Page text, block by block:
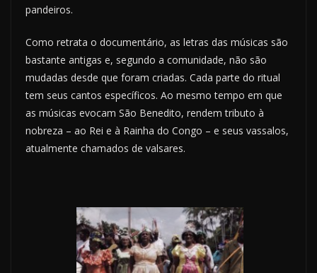
pandeiros.
Como retrata o documentário, as letras das músicas são
bastante antigas e, segundo a comunidade, não são
mudadas desde que foram criadas. Cada parte do ritual
tem seus cantos específicos. Ao mesmo tempo em que
as músicas evocam São Benedito, rendem tributo à
nobreza – ao Rei e à Rainha do Congo – e seus vassalos,
atualmente chamados de valsares.